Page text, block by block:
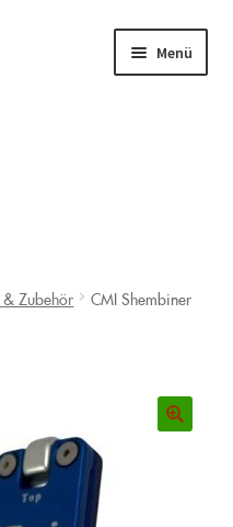
Menü
öffnen
Zubehör CMI Shembiner